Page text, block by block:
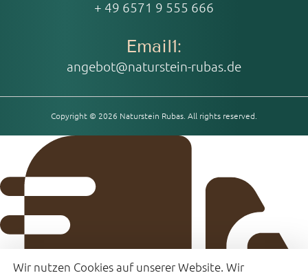
+ 49 6571 9 555 666
Email1:
angebot@naturstein-rubas.de
Copyright © 2026 Naturstein Rubas. All rights reserved.
Wir nutzen Cookies auf unserer Website. Wir